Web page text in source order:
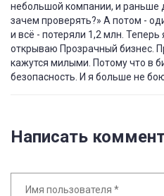
небольшой компании, и раньше
зачем проверять?» А потом -
и всё - потеряли 1,2 млн.
открываю Прозрачный бизнес.
кажутся милыми. Потому что в
безопасность. И я больше не
Написать